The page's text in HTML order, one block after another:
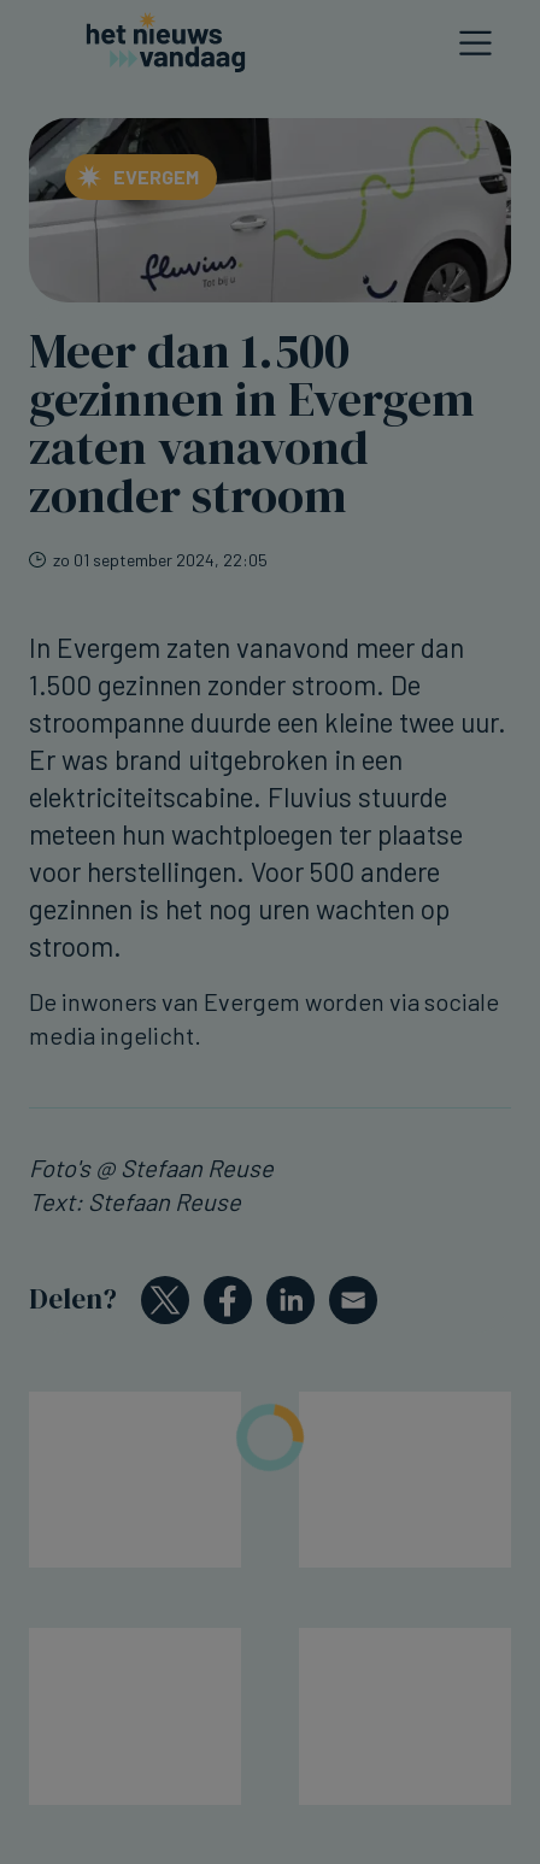
EVERGEM
Meer dan 1.500
gezinnen in Evergem
zaten vanavond
zonder stroom
zo 01 september 2024, 22:05
In Evergem zaten vanavond meer dan
1.500 gezinnen zonder stroom. De
stroompanne duurde een kleine twee uur.
Er was brand uitgebroken in een
elektriciteitscabine. Fluvius stuurde
meteen hun wachtploegen ter plaatse
voor herstellingen. Voor 500 andere
gezinnen is het nog uren wachten op
stroom.
De inwoners van Evergem worden via sociale
media ingelicht.
Foto's @ Stefaan Reuse
Text: Stefaan Reuse
Delen?